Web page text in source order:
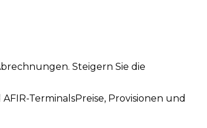
Steigern Sie die
TerminalsPreise, Provisionen und